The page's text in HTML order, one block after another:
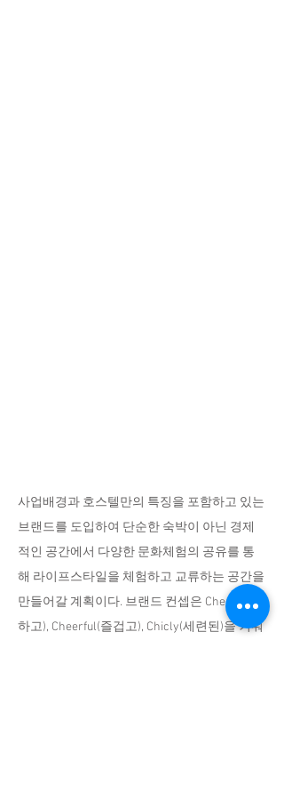
사업배경과 호스텔만의 특징을 포함하고 있는
브랜드를 도입하여 단순한 숙박이 아닌 경제
적인 공간에서 다양한 문화체험의 공유를 통
해 라이프스타일을 체험하고 교류하는 공간을
만들어갈 계획이다. 브랜드 컨셉은 Cheap(저렴
하고), Cheerful(즐겁고), Chicly(세련된)을 키워